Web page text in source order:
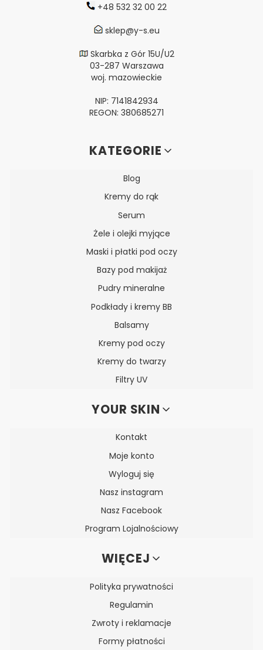
+48 532 32 00 22
sklep@y-s.eu
Skarbka z Gór 15U/U2
03-287 Warszawa
woj. mazowieckie
NIP: 7141842934
REGON: 380685271
Linki w stopceKATEGORIE
Blog
Kremy do rąk
Serum
Żele i olejki myjące
Maski i płatki pod oczy
Bazy pod makijaż
Pudry mineralne
Podkłady i kremy BB
Balsamy
Kremy pod oczy
Kremy do twarzy
Filtry UV
YOUR SKIN
Kontakt
Moje konto
Wyloguj się
Nasz instagram
Nasz Facebook
Program Lojalnościowy
WIĘCEJ
Polityka prywatności
Regulamin
Zwroty i reklamacje
Formy płatności